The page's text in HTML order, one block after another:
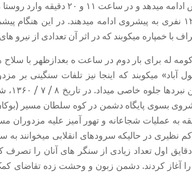
ادامه میدهد و در ساعت ۱۱ و ۲۰ دقیقه وارد
نفری به پیشروی ادامه میدهند. در این هنگام
با خمپاره میکوبند که در اثر آن تعدادی از
له برای بار دوم در ساعت ه بعدازظهر با
آباد» میکوبند که اینجا نیز تلفات سنگینی بر
مردم
بسوی پایگاه دشمن در کوه سلطان مسیر
به عملیات شجاعانه و تهور آمیز علیه مزدوران
نظیری در حالیکه سرودهای انقلابی میخوانند
اول تعداد زیادی از سنگر های آنان را
را آغاز کردند. دشمن زبون و وحشت زده تقاضای